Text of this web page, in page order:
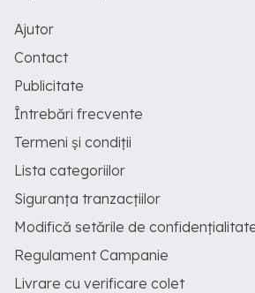
Ajutor
Contact
Publicitate
Întrebări frecvente
Termeni și condiții
Lista categoriilor
Siguranța tranzacțiilor
Modifică setările de
Regulament Campanie
Livrare cu verificare colet